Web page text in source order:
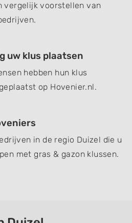
vergelijk voorstellen van
uw klus plaatsen
hebben hun klus
op Hovenier.nl.
in de regio Duizel die u
met gras & gazon klussen.